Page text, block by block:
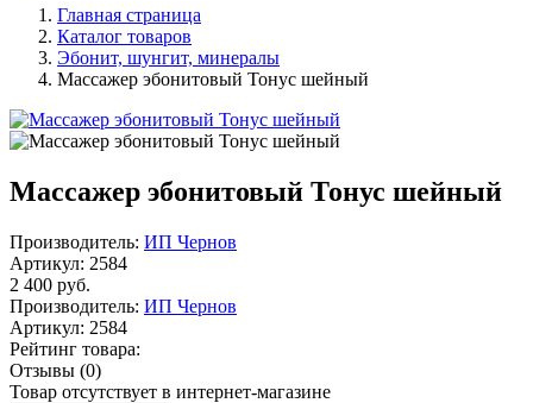
Главная страница
Каталог товаров
Эбонит, шунгит, минералы
Массажер эбонитовый Тонус шейный
Массажер эбонитовый Тонус шейный
Производитель: ИП Чернов
Артикул: 2584
2 400 руб.
Производитель: ИП Чернов
Артикул: 2584
Рейтинг товара:
Отзывы (0)
Товар отсутствует в интернет-магазине